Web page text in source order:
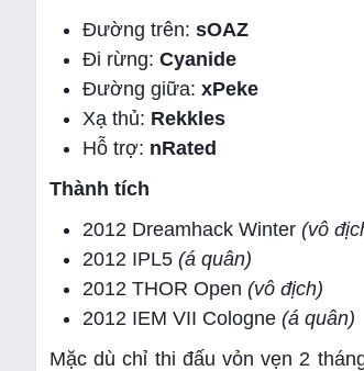
Đường trên: sOAZ
Đi rừng: Cyanide
Đường giữa: xPeke
Xạ thủ: Rekkles
Hỗ trợ: nRated
Thành tích
2012 Dreamhack Winter (vô
2012 IPL5 (á quân)
2012 THOR Open (vô địch)
2012 IEM VII Cologne (á quân)
Mặc dù chỉ thi đấu vỏn vẹn 2